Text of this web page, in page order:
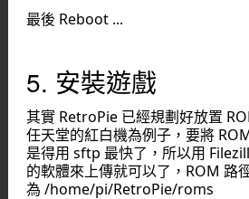
最後 Reboot ...
5. 安裝遊戲
其實 RetroPie 已經規劃好放置
任天堂的紅白機為例子，要將
是得用 sftp 最快了，所以用
的軟體來上傳就可以了，ROM 路
為 /home/pi/RetroPie/roms